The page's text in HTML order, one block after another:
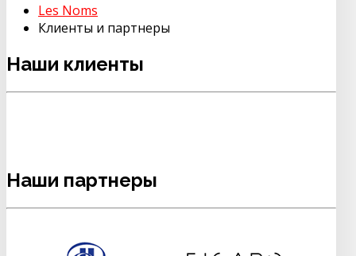
Les Noms
Клиенты и партнеры
Наши клиенты
Наши партнеры